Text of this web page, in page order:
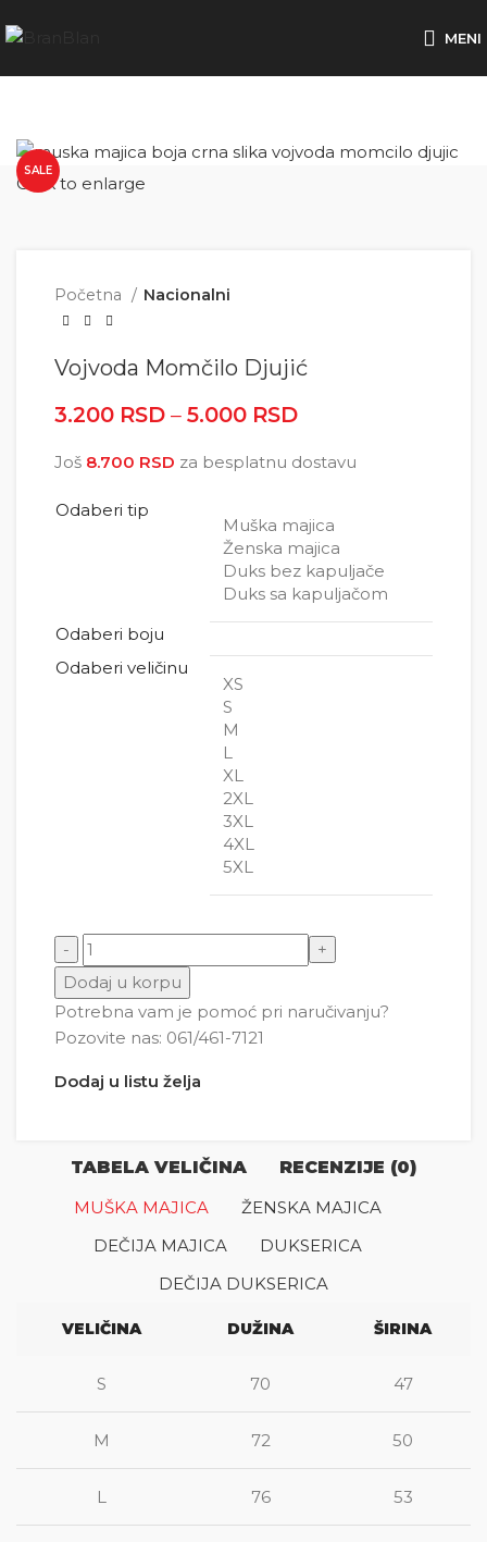
MENI
SALE
Click to enlarge
Početna Nacionalni
Vojvoda Momčilo Djujić
3.200 RSD – 5.000 RSD
5.000 RSD
Još 8.700 RSD za besplatnu dostavu
Odaberi tip
Muška majica
Ženska majica
Duks bez kapuljače
Duks sa kapuljačom
Odaberi boju
Odaberi veličinu
XS
S
M
L
XL
2XL
3XL
4XL
5XL
Vojvoda Momčilo Djujić količina
Dodaj u korpu
Potrebna vam je pomoć pri naručivanju?
Pozovite nas: 061/461-7121
Dodaj u listu želja
TABELA VELIČINA
RECENZIJE (0)
MUŠKA MAJICA
ŽENSKA MAJICA
DEČIJA MAJICA
DUKSERICA
DEČIJA DUKSERICA
VELIČINA DUŽINA ŠIRINA
S 70 47
M 72 50
L 76 53